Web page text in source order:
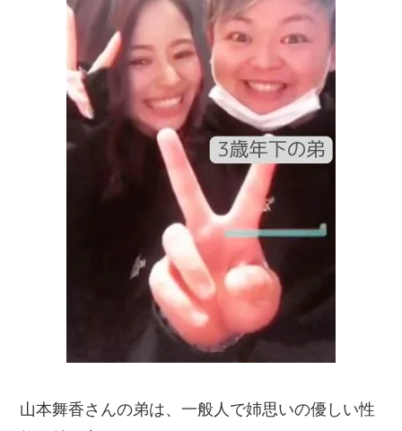
山本舞香さんの弟は、一般人で姉思いの優しい性